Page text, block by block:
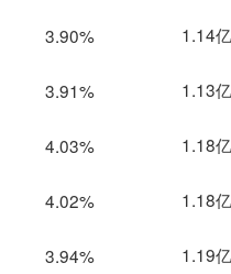
3.90% 1.14亿
3.91% 1.13亿
4.03% 1.18亿
4.02% 1.18亿
3.94% 1.19亿